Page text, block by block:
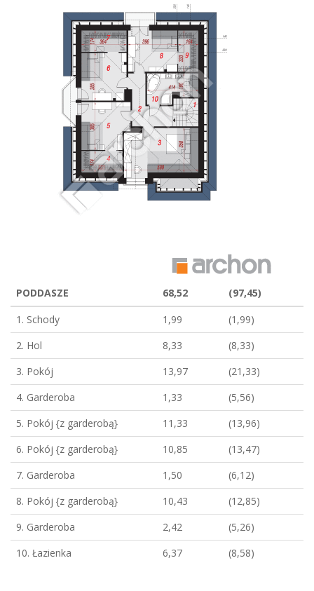
PODDASZE 68,52
(97,45)
1. Schody
1,99
(1,99)
2. Hol
8,33
(8,33)
3. Pokój
13,97
(21,33)
4. Garderoba
1,33
(5,56)
5. Pokój {z garderobą}
11,33
(13,96)
6. Pokój {z garderobą}
10,85
(13,47)
7. Garderoba
1,50
(6,12)
8. Pokój {z garderobą}
10,43
(12,85)
9. Garderoba
2,42
(5,26)
10. Łazienka
6,37 (8,58)